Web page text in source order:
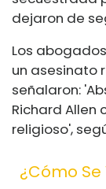
dejaron de
Los
un asesinato
señalaron:
Richard Allen
religioso',
¿Cómo